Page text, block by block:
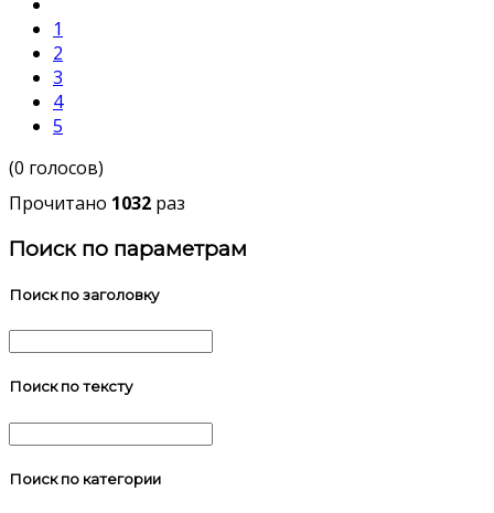
1
2
3
4
5
(0 голосов)
Прочитано 1032 раз
Поиск по параметрам
Поиск по заголовку
Поиск по тексту
Поиск по категории